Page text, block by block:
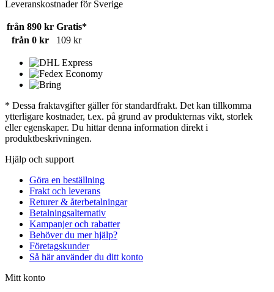
Leveranskostnader för Sverige
från 890 kr Gratis*
från 0 kr
109 kr
* Dessa fraktavgifter gäller för standardfrakt. Det kan tillkomma
ytterligare kostnader, t.ex. på grund av produkternas vikt, storlek
eller egenskaper. Du hittar denna information direkt i
produktbeskrivningen.
Hjälp och support
Göra en beställning
Frakt och leverans
Returer & återbetalningar
Betalningsalternativ
Kampanjer och rabatter
Behöver du mer hjälp?
Företagskunder
Så här använder du ditt konto
Mitt konto